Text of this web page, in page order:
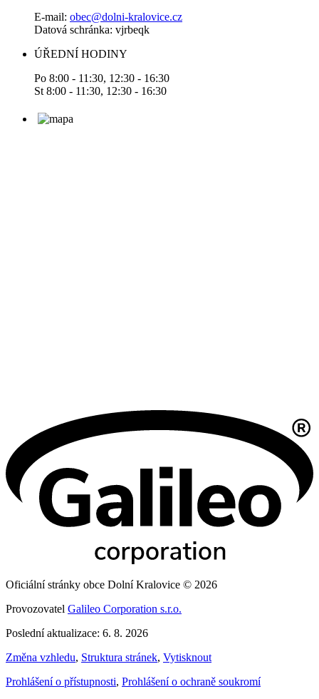
E-mail: obec@dolni-kralovice.cz
Datová schránka: vjrbeqk
ÚŘEDNÍ HODINY
Po 8:00 - 11:30, 12:30 - 16:30
St 8:00 - 11:30, 12:30 - 16:30
Oficiální stránky obce Dolní Kralovice © 2026
Provozovatel Galileo Corporation s.r.o.
Poslední aktualizace: 6. 8. 2026
Změna vzhledu, Struktura stránek, Vytisknout
Prohlášení o přístupnosti, Prohlášení o ochraně soukromí